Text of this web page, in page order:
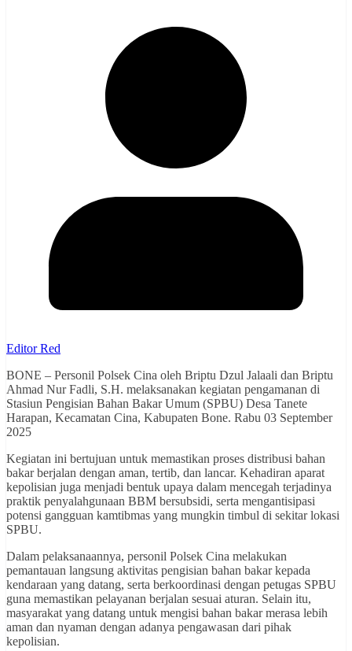
Editor Red
BONE – Personil Polsek Cina oleh Briptu Dzul Jalaali dan Briptu
Ahmad Nur Fadli, S.H. melaksanakan kegiatan pengamanan di
Stasiun Pengisian Bahan Bakar Umum (SPBU) Desa Tanete
Harapan, Kecamatan Cina, Kabupaten Bone. Rabu 03 September
2025
Kegiatan ini bertujuan untuk memastikan proses distribusi bahan
bakar berjalan dengan aman, tertib, dan lancar. Kehadiran aparat
kepolisian juga menjadi bentuk upaya dalam mencegah terjadinya
praktik penyalahgunaan BBM bersubsidi, serta mengantisipasi
potensi gangguan kamtibmas yang mungkin timbul di sekitar lokasi
SPBU.
Dalam pelaksanaannya, personil Polsek Cina melakukan
pemantauan langsung aktivitas pengisian bahan bakar kepada
kendaraan yang datang, serta berkoordinasi dengan petugas SPBU
guna memastikan pelayanan berjalan sesuai aturan. Selain itu,
masyarakat yang datang untuk mengisi bahan bakar merasa lebih
aman dan nyaman dengan adanya pengawasan dari pihak
kepolisian.